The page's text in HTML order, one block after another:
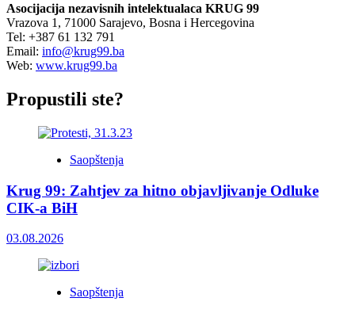
Asocijacija nezavisnih intelektualaca KRUG 99
Vrazova 1, 71000 Sarajevo, Bosna i Hercegovina
Tel: +387 61 132 791
Email: info@krug99.ba
Web: www.krug99.ba
Propustili ste?
Saopštenja
Krug 99: Zahtjev za hitno objavljivanje Odluke
CIK-a BiH
03.08.2026
Saopštenja